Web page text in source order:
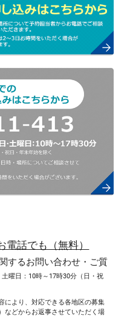
話でも（無料）
するお問い合わせ・ご質
曜日：10時～17時30分（日・祝
により、対応できる各地区の募集
などからお返事させていただく場